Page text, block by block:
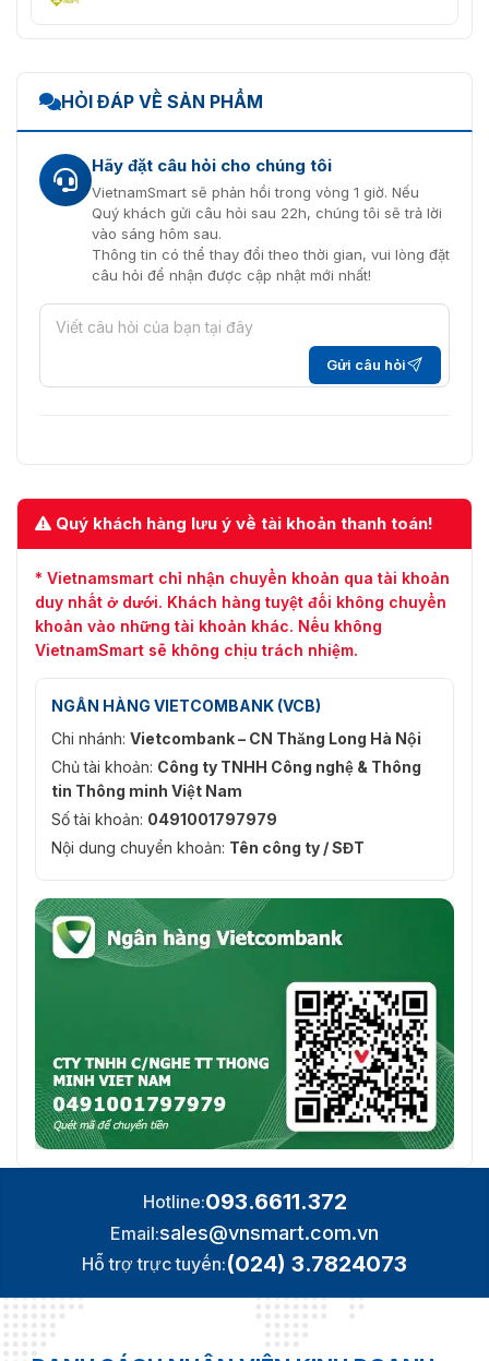
HỎI ĐÁP VỀ SẢN PHẨM
Hãy đặt câu hỏi cho chúng tôi
VietnamSmart sẽ phản hồi trong vòng 1 giờ. Nếu
Quý khách gửi câu hỏi sau 22h, chúng tôi sẽ trả lời
vào sáng hôm sau.
Thông tin có thể thay đổi theo thời gian, vui lòng đặt
câu hỏi để nhận được cập nhật mới nhất!
Gửi câu hỏi
Quý khách hàng lưu ý về tài khoản thanh toán!
* Vietnamsmart chỉ nhận chuyển khoản qua tài khoản
duy nhất ở dưới. Khách hàng tuyệt đối không chuyển
khoản vào những tài khoản khác. Nếu không
VietnamSmart sẽ không chịu trách nhiệm.
NGÂN HÀNG VIETCOMBANK (VCB)
Chi nhánh: Vietcombank – CN Thăng Long Hà Nội
Chủ tài khoản: Công ty TNHH Công nghệ & Thông
tin Thông minh Việt Nam
Số tài khoản: 0491001797979
Nội dung chuyển khoản: Tên công ty / SĐT
Hotline:093.6611.372
Email:sales@vnsmart.com.vn
Hỗ trợ trực tuyến:(024) 3.7824073